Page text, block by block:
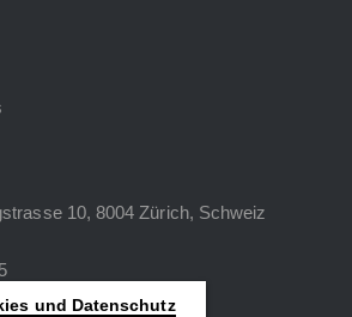
10, 8004 Zürich, Schweiz
und Datenschutz